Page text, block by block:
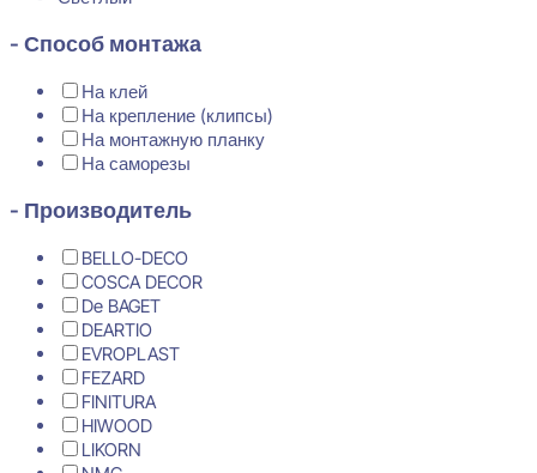
- Способ монтажа
На клей
На крепление (клипсы)
На монтажную планку
На саморезы
- Производитель
BELLO-DECO
COSCA DECOR
De BAGET
DEARTIO
EVROPLAST
FEZARD
FINITURA
HIWOOD
LIKORN